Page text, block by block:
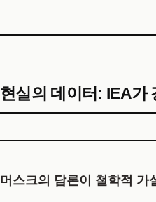
현실의 데이터: IEA가
머스크의 담론이 철학적 가